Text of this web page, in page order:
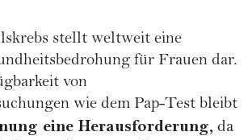
stellt weltweit eine
für Frauen dar.
von
wie dem Pap-Test bleibt
eine Herausforderung, da